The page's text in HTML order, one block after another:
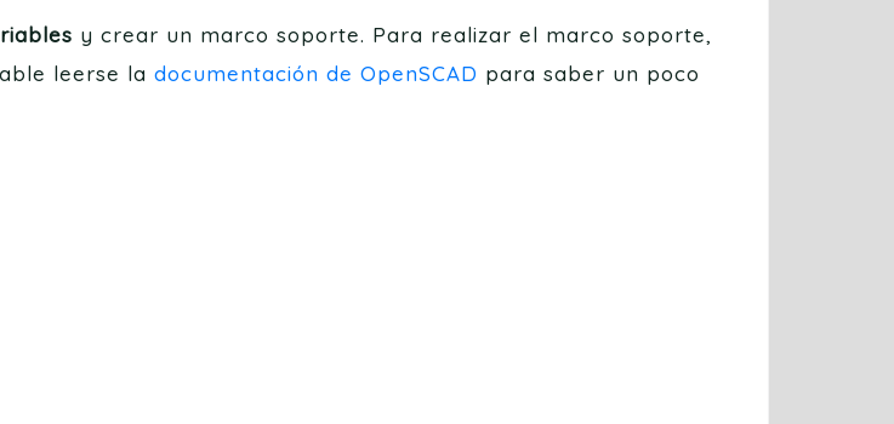
y crear un marco soporte. Para realizar el marco soporte,
leerse la documentación de OpenSCAD para saber un poco